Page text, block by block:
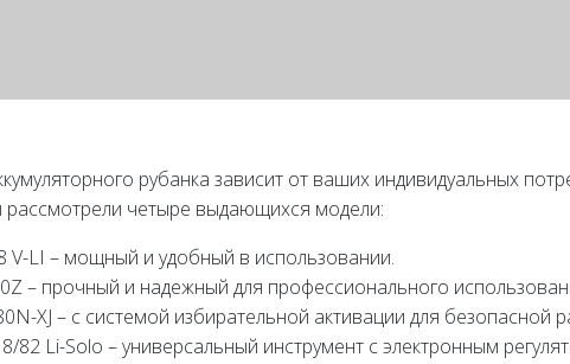
рубанка зависит от ваших индивидуальных
четыре выдающихся модели:
V-LI – мощный и удобный в использовании.
– прочный и надежный для профессионального
XJ – с системой избирательной активации для безопасной
82 Li-Solo – универсальный инструмент с электронным